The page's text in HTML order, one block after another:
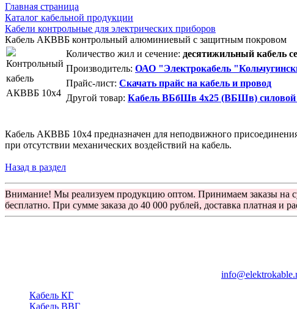
Главная страница
Каталог кабельной продукции
Кабели контрольные для электрических приборов
Кабель АКВВБ контрольный алюминиевый с защитным покровом
Количество жил и сечение: десятижильный кабель
Производитель: ОАО "Электрокабель
Прайс-лист: Скачать прайс на кабель и провод
Другой товар: Кабель ВБбШв 4х25 (ВБШв)
Кабель АКВВБ 10х4 предназначен для неподвижного
при отсутствии механических воздействий на кабель.
Назад в раздел
Внимание! Мы реализуем продукцию оптом. Принимаем заказы на
бесплатно. При сумме заказа до 40 000 рублей, доставка платная и
Кабель КГ
Кабель ВВГ